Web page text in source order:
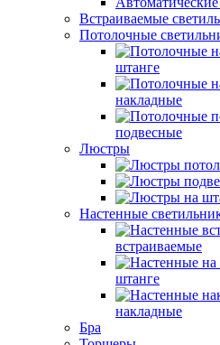
Встраиваемые
Потолочные
штанге
накладные
подвесные
Люстры
Настенные
встраиваемые
штанге
накладные
Бра